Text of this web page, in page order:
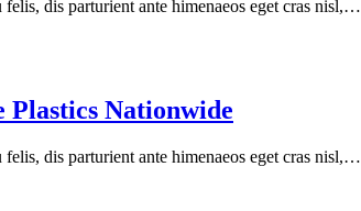
dis parturient ante himenaeos eget cras nisl,…
Plastics Nationwide
dis parturient ante himenaeos eget cras nisl,…